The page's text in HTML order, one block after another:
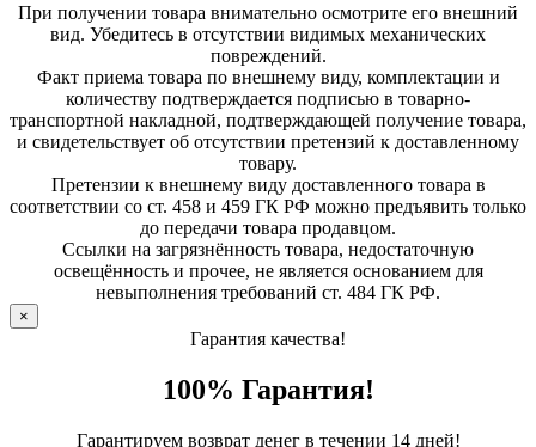
При получении товара внимательно осмотрите его внешний
вид. Убедитесь в отсутствии видимых механических
повреждений.
Факт приема товара по внешнему виду, комплектации и
количеству подтверждается подписью в товарно-
транспортной накладной, подтверждающей получение товара,
и свидетельствует об отсутствии претензий к доставленному
товару.
Претензии к внешнему виду доставленного товара в
соответствии со ст. 458 и 459 ГК РФ можно предъявить только
до передачи товара продавцом.
Ссылки на загрязнённость товара, недостаточную
освещённость и прочее, не является основанием для
невыполнения требований ст. 484 ГК РФ.
×
Гарантия качества!
100% Гарантия!
Гарантируем возврат денег в течении 14 дней!